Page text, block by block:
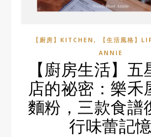
【廚房】KITCHEN , 【生活風格】
ANNIE
【廚房生活】五
店的祕密：樂禾
麵粉，三款食譜
行味蕾記憶